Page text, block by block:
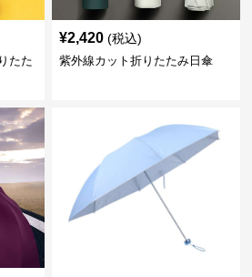
たた
¥2,420 (税込)
紫外線カット折りたたみ日傘